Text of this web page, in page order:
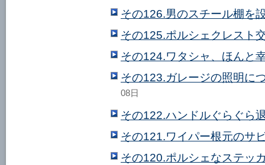
その126.男のスチール棚を
その125.ポルシェクレスト
その124.ワタシャ、ほんと
その123.ガレージの照明に
08日
その122.ハンドルぐらぐら
その121.ワイパー根元のサ
その120.ポルシェなステッ